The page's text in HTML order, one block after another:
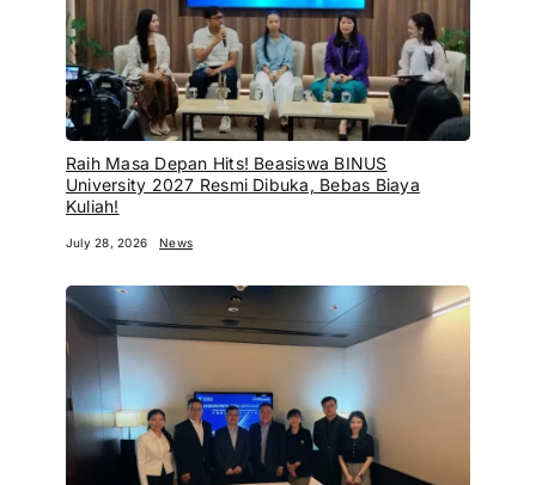
Raih Masa Depan Hits! Beasiswa BINUS
University 2027 Resmi Dibuka, Bebas Biaya
Kuliah!
July 28, 2026 News